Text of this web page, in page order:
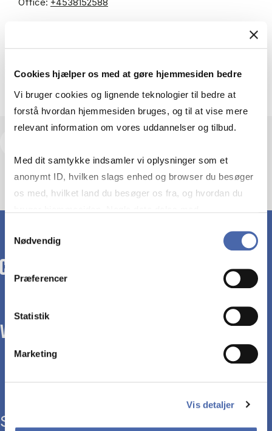
Cookies hjælper os med at gøre hjemmesiden bedre
Vi bruger cookies og lignende teknologier til bedre at
forstå hvordan hjemmesiden bruges, og til at vise mere
relevant information om vores uddannelser og tilbud.
Med dit samtykke indsamler vi oplysninger som et
anonymt ID, hvilken slags enhed og browser du besøger
os med, hvilket land du besøger os fra, og hvordan du
markedsføring. Du bestemmer selv - og kan altid trække
Nødvendig
Præferencer
Statistik
Marketing
Vis detaljer
Room: POR/16.A-3.36
WE TRANSFORM SOCIETY WITH BUSINESS.
Study programmes